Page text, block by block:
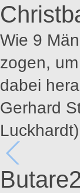
Wie 9
zogen,
dabei
Gerhard
Luckhardt)